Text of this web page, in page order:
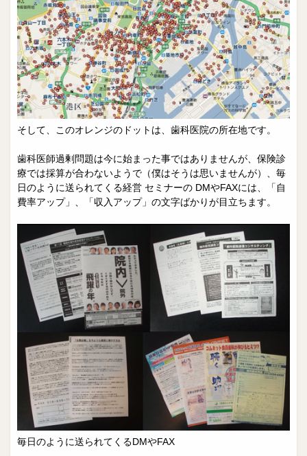
そして、このオレンジのドットは、歯科医院の所在地です。
歯科医師過剰問題は今に始まった事ではありませんが、保険診
療では採算が合わないようで（僕はそうは思いませんが）、毎
日のように送られてくる経営 セミナーの DMやFAXには、「自
費率アップ」、「収入アップ」の文字ばかりが目立ちます。
毎日のように送られてくるDMやFAX